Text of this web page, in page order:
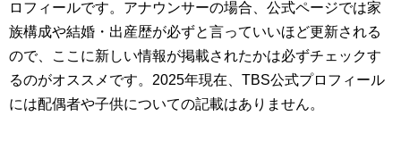
ロフィールです。アナウンサーの場合、公式ページでは家
族構成や結婚・出産歴が必ずと言っていいほど更新される
ので、ここに新しい情報が掲載されたかは必ずチェックす
るのがオススメです。2025年現在、TBS公式プロフィール
には配偶者や子供についての記載はありません。